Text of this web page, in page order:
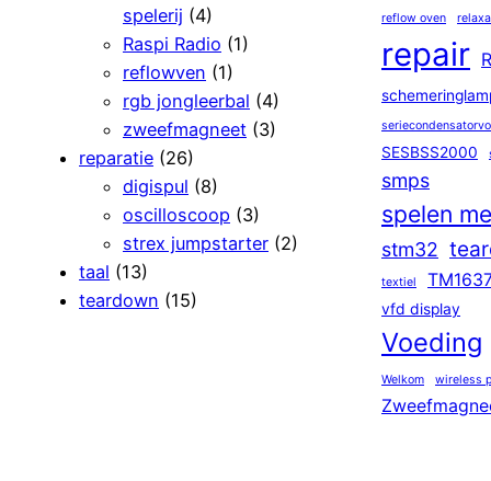
spelerij (4)
Raspi Radio (1)
reflowven (1)
rgb jongleerbal (4)
zweefmagneet (3)
reparatie (26)
digispul (8)
oscilloscoop (3)
strex jumpstarter (2)
taal (13)
teardown (15)
reflow oven
repair
SESBSS2000
smps
spelen
stm32
textiel
vfd display
Voeding
Welkom wireless